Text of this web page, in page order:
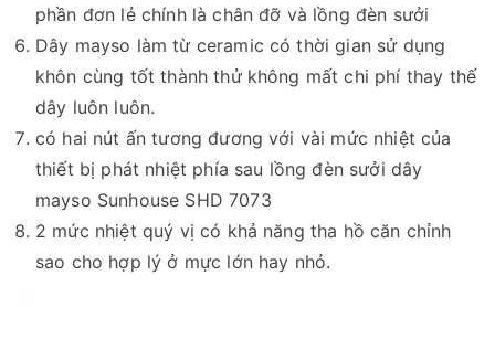
phần đơn lẻ chính là chân đỡ và lồng đèn sưởi
Dây mayso làm từ ceramic có thời gian sử dụng
khôn cùng tốt thành thử không mất chi phí thay thế
dây luôn luôn.
có hai nút ấn tương đương với vài mức nhiệt của
thiết bị phát nhiệt phía sau lồng đèn sưởi dây
mayso Sunhouse SHD 7073
2 mức nhiệt quý vị có khả năng tha hồ căn chỉnh
sao cho hợp lý ở mực lớn hay nhỏ.